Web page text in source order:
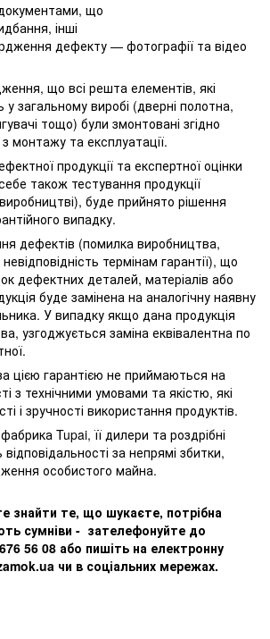
що
інші
дефекту — фотографії та відео
що всі решта елементів, які
загальному виробі (дверні полотна,
тощо) були змонтовані згідно
з монтажу та експлуатації.
продукції та експертної оцінки
також тестування продукції
буде прийнято рішення
випадку.
дефектів (помилка виробництва,
термінам гарантії), що
дефектних деталей, матеріалів або
буде замінена на аналогічну наявну
У випадку якщо дана продукція
узгоджується заміна еквівалентна по
цією гарантією не приймаються на
з технічними умовами та якістю, які
і зручності використання продуктів.
Tupai, її дилери та роздрібні
за непрямі збитки,
особистого майна.
знайти те, що шукаєте, потрібна
сумніви - зателефонуйте до
56 08 або пишіть на електронну
чи в соціальних мережах.